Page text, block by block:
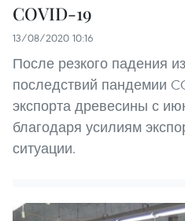
COVID-19
13/08/2020 10:16
После резкого падения
последствий пандемии
экспорта древесины с
благодаря усилиям
ситуации.